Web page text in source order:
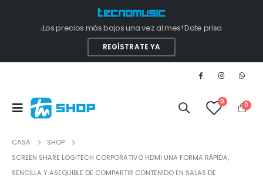
¡Los precios más bajos una vez al mes! Date prisa
REGÍSTRATE YA
0 0
CASA
SHOP
SCREEN SHARE LOGITECH CORPORATIVO HDMI UNA FORMA RÁPIDA,
SENCILLA Y ASEQUIBLE DE COMPARTIR CONTENIDO EN SALAS DE